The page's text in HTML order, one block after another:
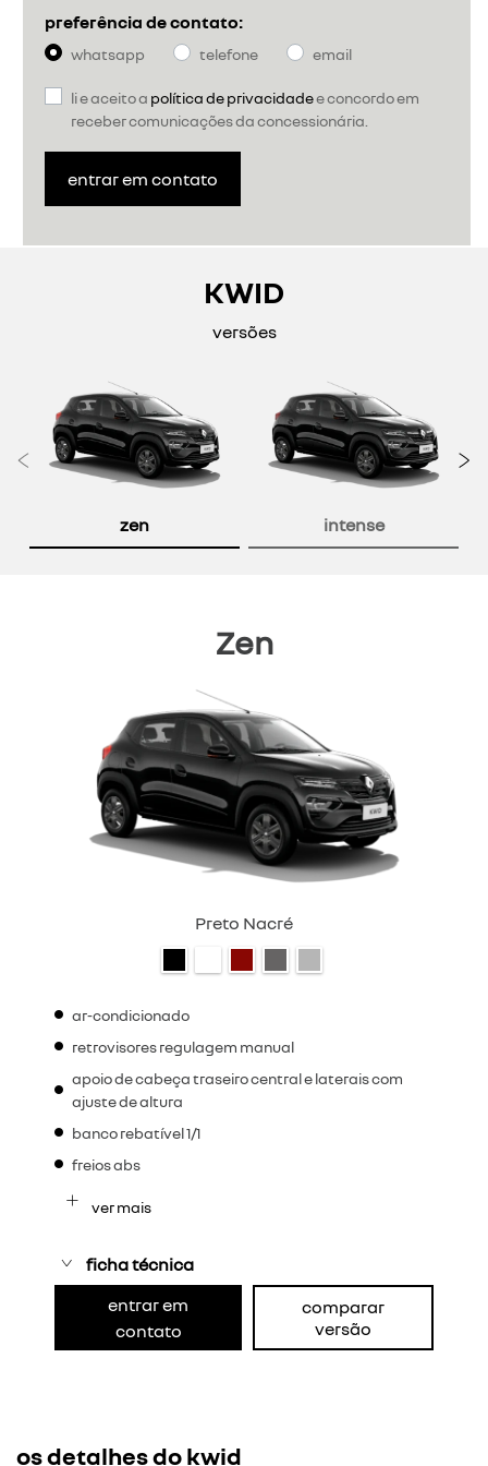
preferência de contato:
whatsapp telefone email
li e aceito a política de privacidadee concordo em
receber comunicações da concessionária.
entrar em contato
KWID
versões
zen intense
Anterior
Zen
Preto Nacré
ar-condicionado
retrovisores regulagem manual
apoio de cabeça traseiro central e laterais com
ajuste de altura
banco rebatível 1/1
freios abs
ver mais
ficha técnica
entrar em
contato
comparar
versão
os detalhes do kwid